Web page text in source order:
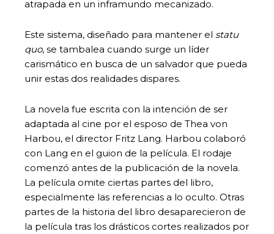
atrapada en un inframundo mecanizado.
Este sistema, diseñado para mantener el statu
quo, se tambalea cuando surge un líder
carismático en busca de un salvador que pueda
unir estas dos realidades dispares.
La novela fue escrita con la intención de ser
adaptada al cine por el esposo de Thea von
Harbou, el director Fritz Lang. Harbou colaboró
con Lang en el guion de la película. El rodaje
comenzó antes de la publicación de la novela.
La película omite ciertas partes del libro,
especialmente las referencias a lo oculto. Otras
partes de la historia del libro desaparecieron de
la película tras los drásticos cortes realizados por